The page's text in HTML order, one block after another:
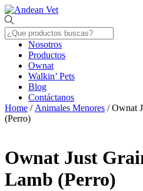
Skip
to
content
Menu
Nosotros
Productos
Ownat
Walkin’ Pets
Blog
Contáctanos
Close
Menu
Home / Animales Menores / Ownat
(Perro)
Ownat Just
Lamb (Perro)